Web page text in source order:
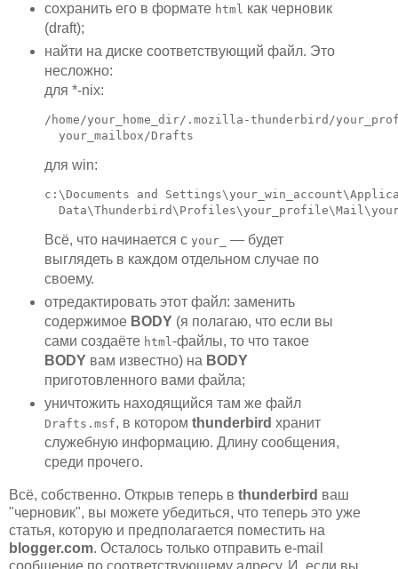
сохранить его в формате html как черновик
(draft);
найти на диске соответствующий файл. Это
несложно:
для *-nix:
/home/your_home_dir/.mozilla-thunderbird/
  your_mailbox/Drafts
для win:
c:\Documents and
Всё, что начинается с your_
— будет
выглядеть в каждом отдельном случае по
своему.
отредактировать этот файл: заменить
содержимое BODY(я полагаю, что если вы
сами создаёте html -файлы, то что такое
BODYвам известно) на BODY
приготовленного вами файла;
уничтожить находящийся там же файл
Drafts.msf, в котором thunderbird хранит
служебную информацию. Длину сообщения,
среди прочего.
Всё, собственно. Открыв теперь в thunderbird ваш
"черновик", вы можете убедиться, что теперь это уже
статья, которую и предполагается поместить на
blogger.com. Осталось только отправить e-mail
сообщение по соответствующему адресу. И, если вы